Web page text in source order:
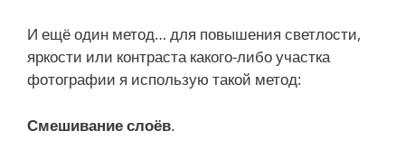
И ещё один метод… для повышения светлости,
яркости или контраста какого-либо участка
фотографии я использую такой метод:
Смешивание слоёв.